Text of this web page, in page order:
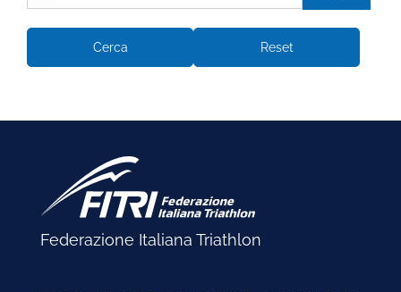
Cerca Reset
Federazione Italiana Triathlon